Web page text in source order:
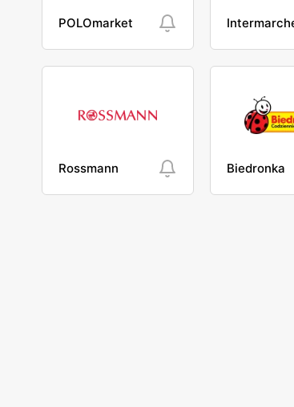
POLOmarket
Rossmann Biedronka